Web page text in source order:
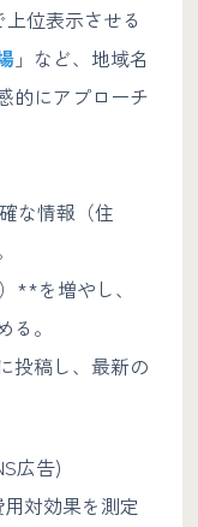
位表示させる
」など、地域名
的にアプローチ
な情報（住
**を増やし、
。
投稿し、最新の
広告)
対効果を測定